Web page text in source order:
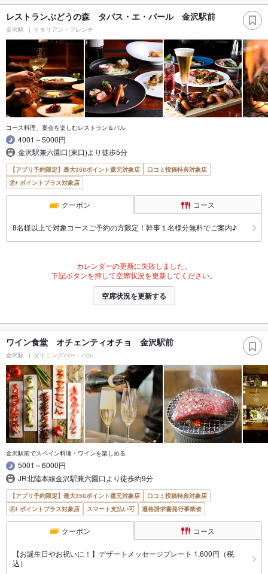
レストランぶどうの森 タパス・エ・バール 金沢駅前
金沢駅 イタリアン・フレンチ
コース料理、宴会を楽しむレストラン＆バル
4001～5000円
金沢駅兼六園口(東口)より徒歩5分
【アプリ予約限定】最大350ポイント還元対象店
口コミ投稿特典対象店
ポイントプラス対象店
クーポン コース
8名様以上で対象コースご予約の方限定！幹事１名様分無料でご案内♪
カレンダーの更新に失敗しました。
下記ボタンを押して空席状況を更新してください。
空席状況を更新する
ワイン食堂 オチェンティオチョ 金沢駅前
金沢駅 ダイニングバー・バル
金沢駅前でスペイン料理・ワインを楽しめる
5001～6000円
JR北陸本線金沢駅兼六園口より徒歩約9分
【アプリ予約限定】最大350ポイント還元対象店
口コミ投稿特典対象店
ポイントプラス対象店
スマート支払い可 適格請求書発行事業者
クーポン コース
【お誕生日やお祝いに！】デザートメッセージプレート 1,600円（税
込）